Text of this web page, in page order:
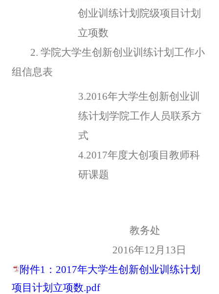
创业训练计划院级项目计划
立项数
2. 学院大学生创新创业训练计划工作小
组信息表
3.2016年大学生创新创业训
练计划学院工作人员联系方
式
4.2017年度大创项目教师科
研课题
教务处
2016年12月13日
附件1：2017年大学生创新创业训练计划
项目计划立项数.pdf